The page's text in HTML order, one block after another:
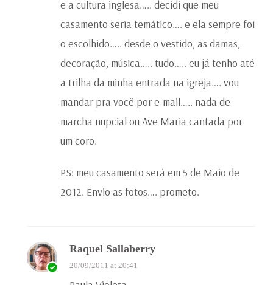
e a cultura inglesa….. decidi que meu
casamento seria temático…. e ela sempre foi
o escolhido….. desde o vestido, as damas,
decoração, música….. tudo….. eu já tenho até
a trilha da minha entrada na igreja…. vou
mandar pra você por e-mail….. nada de
marcha nupcial ou Ave Maria cantada por
um coro.
PS: meu casamento será em 5 de Maio de
2012. Envio as fotos…. prometo.
Raquel Sallaberry
20/09/2011 at 20:41